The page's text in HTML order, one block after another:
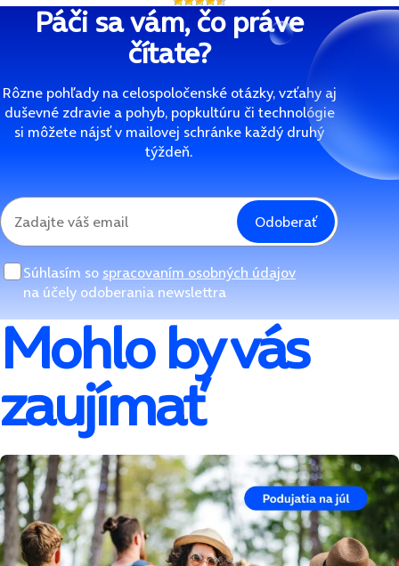
Páči sa vám, čo práve
čítate?
Rôzne pohľady na celospoločenské otázky, vzťahy aj
duševné zdravie a pohyb, popkultúru či technológie
si môžete nájsť v mailovej schránke každý druhý
týždeň.
Odoberať
Súhlasím so spracovaním osobných údajov
na účely odoberania newslettra
Mohlo by vás
zaujímať